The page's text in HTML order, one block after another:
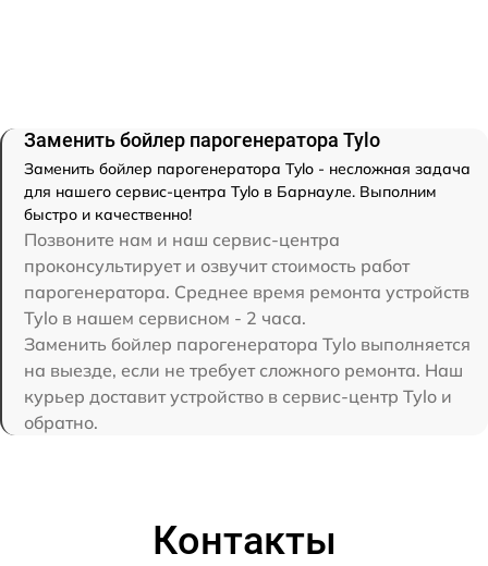
Заменить бойлер парогенератора Tylo
Заменить бойлер парогенератора Tylo - несложная задача
для нашего сервис-центра Tylo в Барнауле. Выполним
быстро и качественно!
Позвоните нам и наш сервис-центра
проконсультирует и озвучит стоимость работ
парогенератора. Среднее время ремонта устройств
Tylo в нашем сервисном - 2 часа.
Заменить бойлер парогенератора Tylo выполняется
на выезде, если не требует сложного ремонта. Наш
курьер доставит устройство в сервис-центр Tylo и
обратно.
Контакты